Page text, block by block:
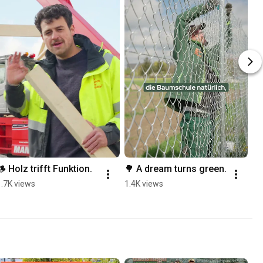
Holz trifft Funktion.
views
🌳 A dream turns green.
1.4K views